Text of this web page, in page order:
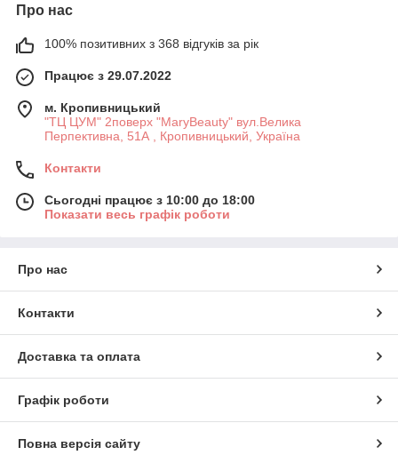
Про нас
100% позитивних з 368 відгуків за рік
Працює з 29.07.2022
м. Кропивницький
"ТЦ ЦУМ" 2поверх "MaryBeauty" вул.Велика
Перпективна, 51А , Кропивницький, Україна
Контакти
Сьогодні працює з 10:00 до 18:00
Показати весь графік роботи
Про нас
Контакти
Доставка та оплата
Графік роботи
Повна версія сайту